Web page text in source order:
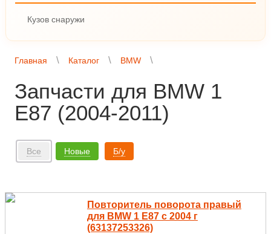
Кузов снаружи
Главная Каталог BMW
Запчасти для BMW 1
E87 (2004-2011)
Все Новые Б/у
Повторитель поворота правый
для BMW 1 E87 с 2004 г
(63137253326)